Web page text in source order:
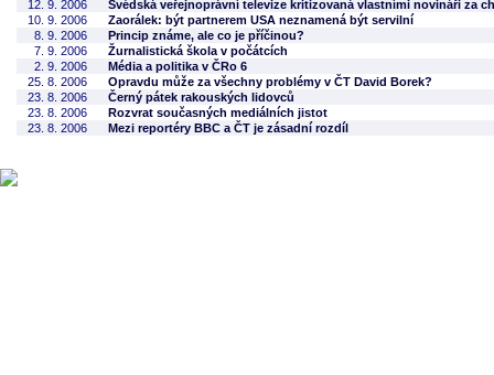
12. 9. 2006
Švédská veřejnoprávní televize kritizovaná vlastními novináři za
10. 9. 2006
Zaorálek: být partnerem USA neznamená být servilní
8. 9. 2006
Princip známe, ale co je příčinou?
7. 9. 2006
Žurnalistická škola v počátcích
2. 9. 2006
Média a politika v ČRo 6
25. 8. 2006
Opravdu může za všechny problémy v ČT David Borek?
23. 8. 2006
Černý pátek rakouských lidovců
23. 8. 2006
Rozvrat současných mediálních jistot
23. 8. 2006
Mezi reportéry BBC a ČT je zásadní rozdíl